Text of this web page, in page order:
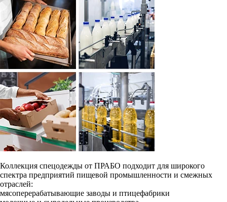
Коллекция спецодежды от ПРАБО подходит для широкого
спектра предприятий пищевой промышленности и смежных
отраслей:
мясоперерабатывающие заводы и птицефабрики